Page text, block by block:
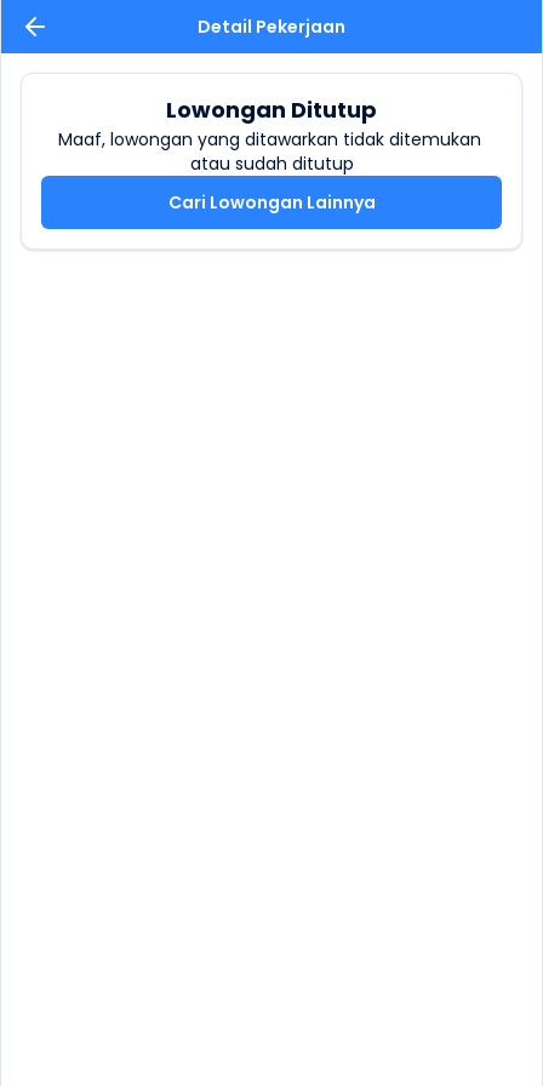
Detail Pekerjaan
Lowongan Ditutup
Maaf, lowongan yang ditawarkan tidak ditemukan
atau sudah ditutup
Cari Lowongan Lainnya